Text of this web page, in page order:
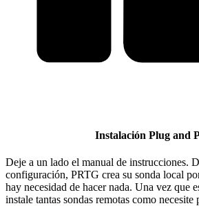
Instalación Plug and
Deje a un lado el manual de instrucciones.
configuración, PRTG crea su sonda local
hay necesidad de hacer nada. Una vez que
instale tantas sondas remotas como necesite